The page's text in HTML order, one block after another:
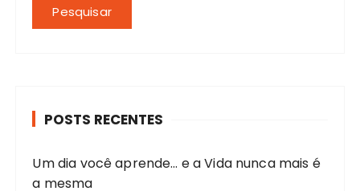
Pesquisar
POSTS RECENTES
Um dia você aprende… e a Vida nunca mais é
a mesma